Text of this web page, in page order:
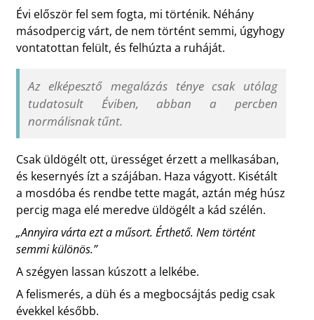
Évi először fel sem fogta, mi történik. Néhány
másodpercig várt, de nem történt semmi, úgyhogy
vontatottan felült, és felhúzta a ruháját.
Az elképesztő megalázás ténye csak utólag
tudatosult Éviben, abban a percben
normálisnak tűnt.
Csak üldögélt ott, ürességet érzett a mellkasában,
és kesernyés ízt a szájában. Haza vágyott. Kisétált
a mosdóba és rendbe tette magát, aztán még húsz
percig maga elé meredve üldögélt a kád szélén.
„Annyira várta ezt a műsort. Érthető. Nem történt
semmi különös.”
A szégyen lassan kúszott a lelkébe.
A felismerés, a düh és a megbocsájtás pedig csak
évekkel később.